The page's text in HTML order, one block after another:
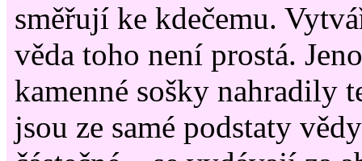
směřují ke kdečemu.
věda toho není prostá.
kamenné sošky nahradily
jsou ze samé podstaty